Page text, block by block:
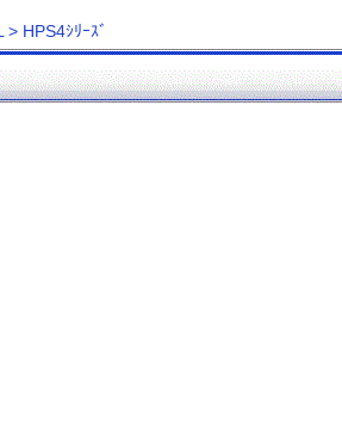
> HPS4ｼﾘｰｽﾞ